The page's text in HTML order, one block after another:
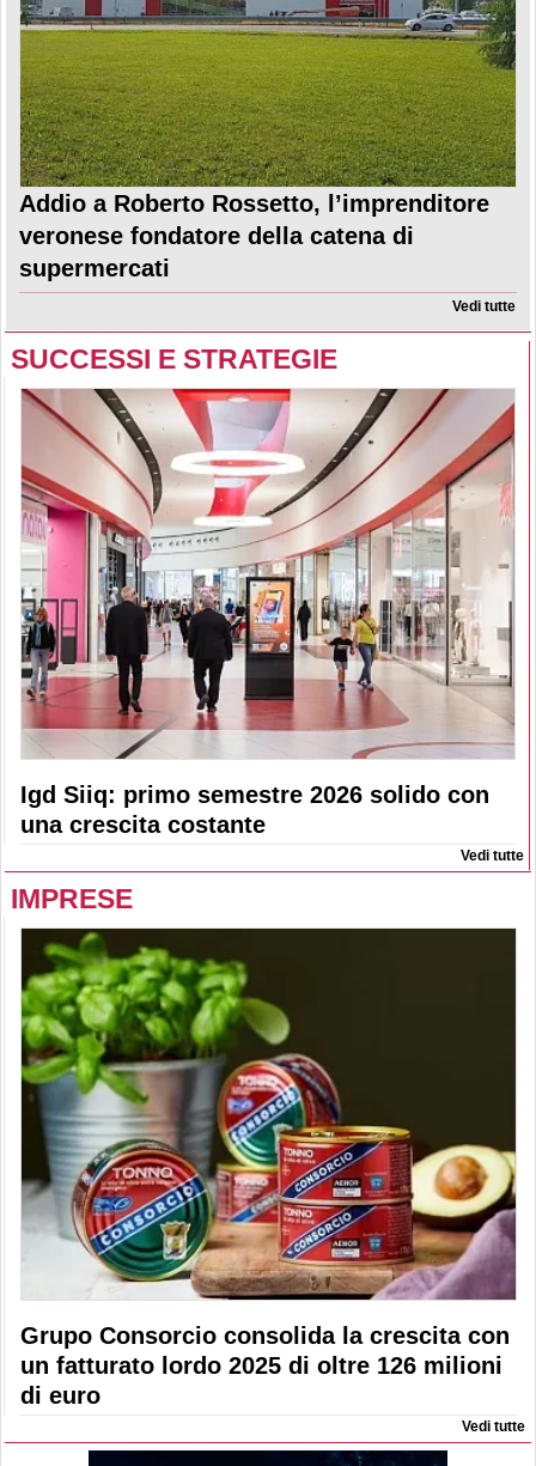
Addio a Roberto Rossetto, l’imprenditore
veronese fondatore della catena di
supermercati
Vedi tutte
SUCCESSI E STRATEGIE
Igd Siiq: primo semestre 2026 solido con
una crescita costante
Vedi tutte
IMPRESE
Grupo Consorcio consolida la crescita con
un fatturato lordo 2025 di oltre 126 milioni
di euro
Vedi tutte